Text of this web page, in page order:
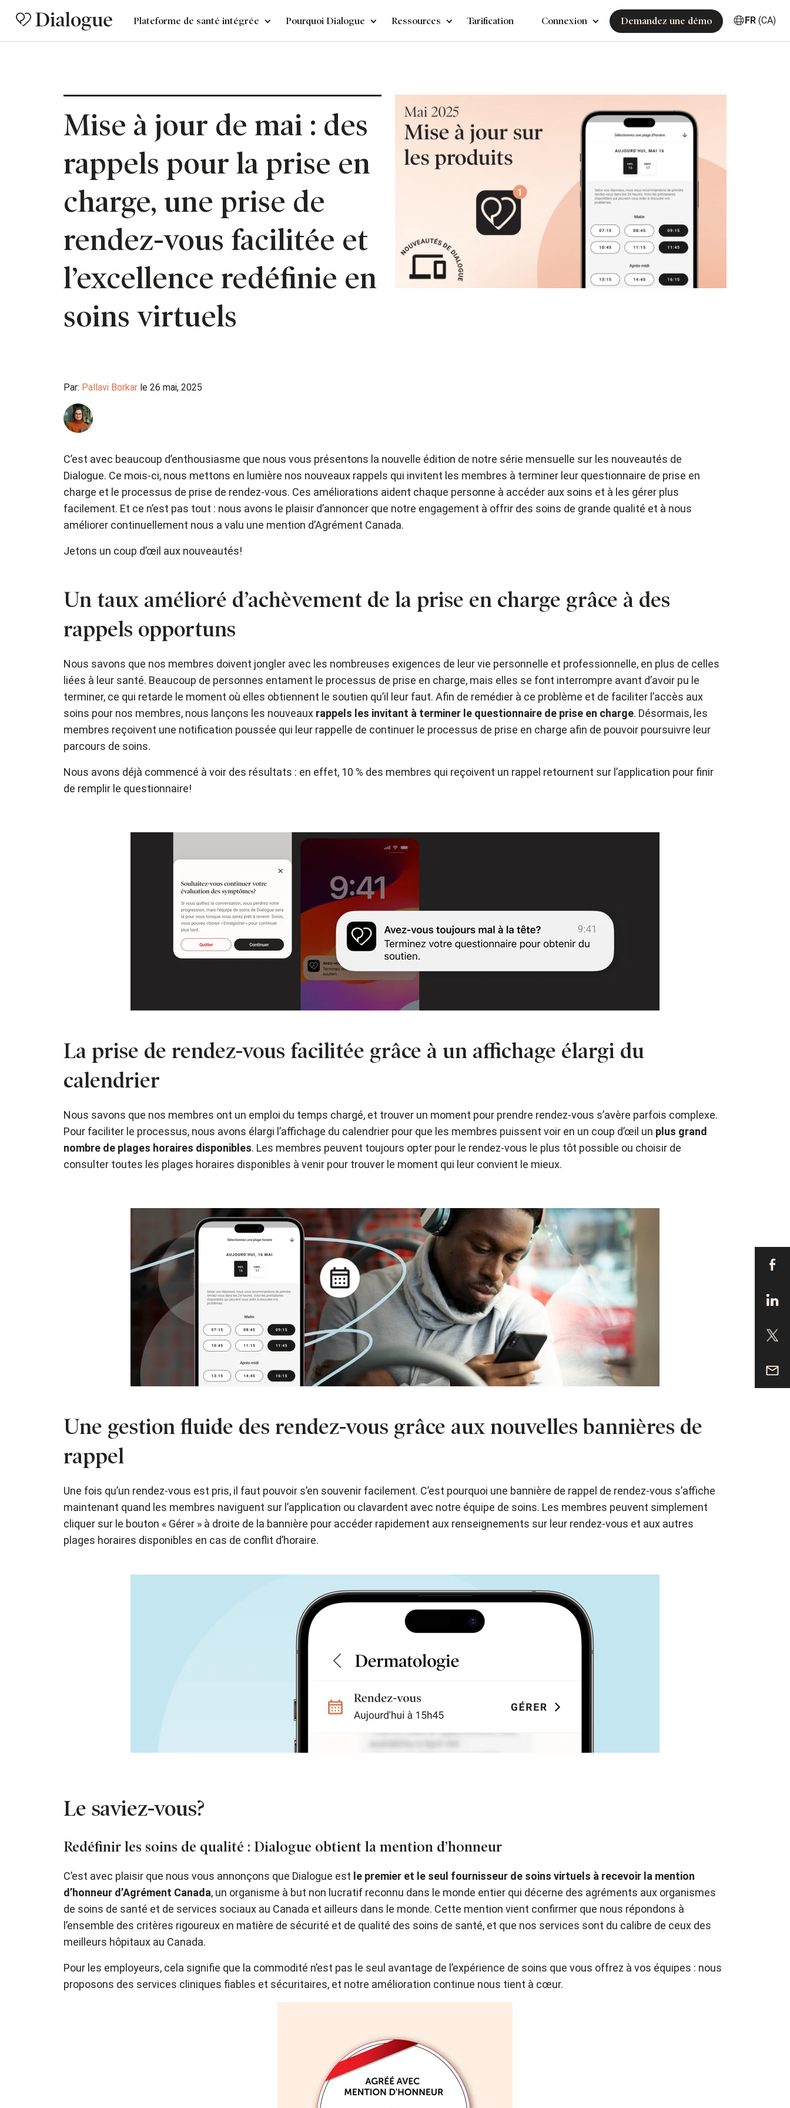
Plateforme de santé intégrée Pourquoi Dialogue Ressources Tarification Connexion Demandez une démo FR (CA)
Mise à jour de mai : des
rappels pour la prise en
charge, une prise de
rendez-vous facilitée et
l’excellence redéfinie en
soins virtuels
Par: Pallavi Borkar le 26 mai, 2025
C’est avec beaucoup d’enthousiasme que nous vous présentons la nouvelle édition de notre série mensuelle sur les nouveautés de
Dialogue. Ce mois-ci, nous mettons en lumière nos nouveaux rappels qui invitent les membres à terminer leur questionnaire de prise en
charge et le processus de prise de rendez-vous. Ces améliorations aident chaque personne à accéder aux soins et à les gérer plus
facilement. Et ce n’est pas tout : nous avons le plaisir d’annoncer que notre engagement à offrir des soins de grande qualité et à nous
améliorer continuellement nous a valu une mention d’Agrément Canada.
Jetons un coup d’œil aux nouveautés!
Un taux amélioré d’achèvement de la prise en charge grâce à des
rappels opportuns
Nous savons que nos membres doivent jongler avec les nombreuses exigences de leur vie personnelle et professionnelle, en plus de celles
liées à leur santé. Beaucoup de personnes entament le processus de prise en charge, mais elles se font interrompre avant d’avoir pu le
terminer, ce qui retarde le moment où elles obtiennent le soutien qu’il leur faut. Afin de remédier à ce problème et de faciliter l’accès aux
soins pour nos membres, nous lançons les nouveaux rappels les invitant à terminer le questionnaire de prise en charge. Désormais, les
membres reçoivent une notification poussée qui leur rappelle de continuer le processus de prise en charge afin de pouvoir poursuivre leur
parcours de soins.
Nous avons déjà commencé à voir des résultats : en effet, 10 % des membres qui reçoivent un rappel retournent sur l’application pour finir
de remplir le questionnaire!
La prise de rendez-vous facilitée grâce à un affichage élargi du
calendrier
Nous savons que nos membres ont un emploi du temps chargé, et trouver un moment pour prendre rendez-vous s’avère parfois complexe.
Pour faciliter le processus, nous avons élargi l’affichage du calendrier pour que les membres puissent voir en un coup d’œil un plus grand
nombre de plages horaires disponibles. Les membres peuvent toujours opter pour le rendez-vous le plus tôt possible ou choisir de
consulter toutes les plages horaires disponibles à venir pour trouver le moment qui leur convient le mieux.
Une gestion fluide des rendez-vous grâce aux nouvelles bannières de
rappel
Une fois qu’un rendez-vous est pris, il faut pouvoir s’en souvenir facilement. C’est pourquoi une bannière de rappel de rendez-vous s’affiche
maintenant quand les membres naviguent sur l’application ou clavardent avec notre équipe de soins. Les membres peuvent simplement
cliquer sur le bouton « Gérer » à droite de la bannière pour accéder rapidement aux renseignements sur leur rendez-vous et aux autres
plages horaires disponibles en cas de conflit d’horaire.
Le saviez-vous?
Redéfinir les soins de qualité : Dialogue obtient la mention d’honneur
C’est avec plaisir que nous vous annonçons que Dialogue est le premier et le seul fournisseur de soins virtuels à recevoir la mention
d’honneur d’Agrément Canada, un organisme à but non lucratif reconnu dans le monde entier qui décerne des agréments aux organismes
de soins de santé et de services sociaux au Canada et ailleurs dans le monde. Cette mention vient confirmer que nous répondons à
l’ensemble des critères rigoureux en matière de sécurité et de qualité des soins de santé, et que nos services sont du calibre de ceux des
meilleurs hôpitaux au Canada.
Pour les employeurs, cela signifie que la commodité n’est pas le seul avantage de l’expérience de soins que vous offrez à vos équipes : nous
proposons des services cliniques fiables et sécuritaires, et notre amélioration continue nous tient à cœur.